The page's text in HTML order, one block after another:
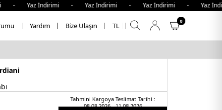
İndirimi - Yaz İndirimi - Yaz İndirimi -
Yardım Bize Ulaşın TL
0
Tahmini Kargoya Teslimat Tarihi :
08.08.2026 - 11.08.2026